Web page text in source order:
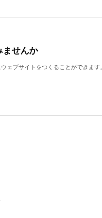
ませんか
ェブサイトをつくることができます